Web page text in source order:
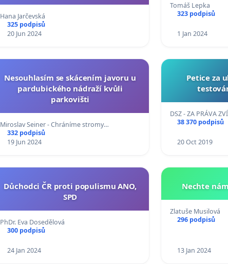
Hana Jarčevská
325 podpisů
20 Jun 2024
Tomáš Lepka
323 podpisů
1 Jan 2024
Nesouhlasím se skácením javoru u
pardubického nádraží kvůli
parkovišti
Miroslav Seiner - Chráníme stromy…
332 podpisů
19 Jun 2024
Petice za
DSZ - ZA PRÁVA
38 370 podpisů
20 Oct 2019
Důchodci ČR proti populismu ANO,
SPD
PhDr. Eva Dosedělová
300 podpisů
24 Jan 2024
Nechte
Zlatuše Musilová
296 podpisů
13 Jan 2024